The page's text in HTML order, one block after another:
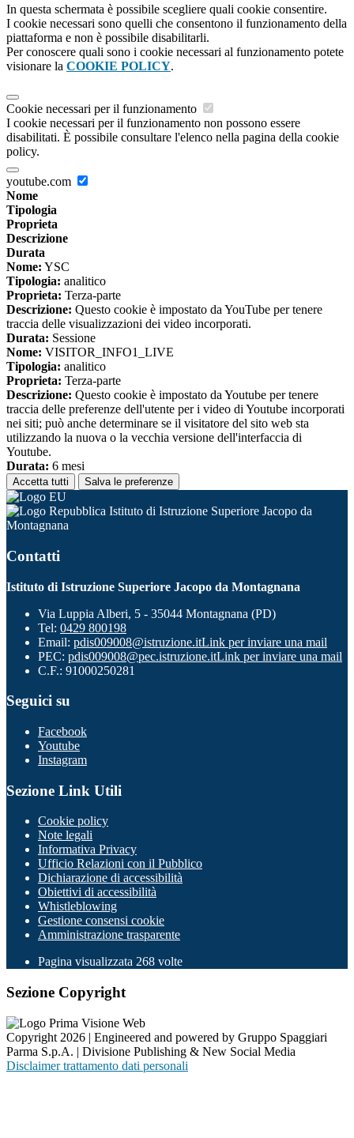
In questa schermata è possibile scegliere quali cookie consentire.
I cookie necessari sono quelli che consentono il funzionamento della
piattaforma e non è possibile disabilitarli.
Per conoscere quali sono i cookie necessari al funzionamento potete
visionare la COOKIE POLICY.
Cookie necessari per il funzionamento
I cookie necessari per il funzionamento non possono essere
disabilitati. È possibile consultare l'elenco nella pagina della cookie
policy.
youtube.com
Nome
Tipologia
Proprieta
Descrizione
Durata
Nome: YSC
Tipologia: analitico
Proprieta: Terza-parte
Descrizione: Questo cookie è impostato da YouTube per tenere
traccia delle visualizzazioni dei video incorporati.
Durata: Sessione
Nome: VISITOR_INFO1_LIVE
Tipologia: analitico
Proprieta: Terza-parte
Descrizione: Questo cookie è impostato da Youtube per tenere
traccia delle preferenze dell'utente per i video di Youtube incorporati
nei siti; può anche determinare se il visitatore del sito web sta
utilizzando la nuova o la vecchia versione dell'interfaccia di
Youtube.
Durata: 6 mesi
Accetta tutti Salva le preferenze
Istituto di Istruzione Superiore Jacopo da
Montagnana
Contatti
Istituto di Istruzione Superiore Jacopo da Montagnana
Via Luppia Alberi, 5 - 35044 Montagnana (PD)
Tel: 0429 800198
Email: pdis009008@istruzione.itLink per inviare una mail
PEC: pdis009008@pec.istruzione.itLink per inviare una mail
C.F.: 91000250281
Seguici su
Facebook
Youtube
Instagram
Sezione Link Utili
Cookie policy
Note legali
Informativa Privacy
Ufficio Relazioni con il Pubblico
Dichiarazione di accessibilità
Obiettivi di accessibilità
Whistleblowing
Gestione consensi cookie
Amministrazione trasparente
Pagina visualizzata 268 volte
Sezione Copyright
Copyright 2026 | Engineered and powered by Gruppo Spaggiari
Parma S.p.A. | Divisione Publishing & New Social Media
Disclaimer trattamento dati personali